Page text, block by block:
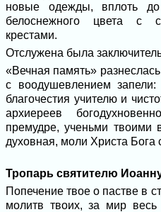
новые одежды, вплоть до
белоснежного цвета с
крестами.
Отслужена была
«Вечная память»
с воодушевлением запели:
благочестия учителю и
архиереев
премудре, ученьми твоими
духовная, моли Христа
Тропарь святителю
Попечение твое о пастве в
молитв твоих, за мир